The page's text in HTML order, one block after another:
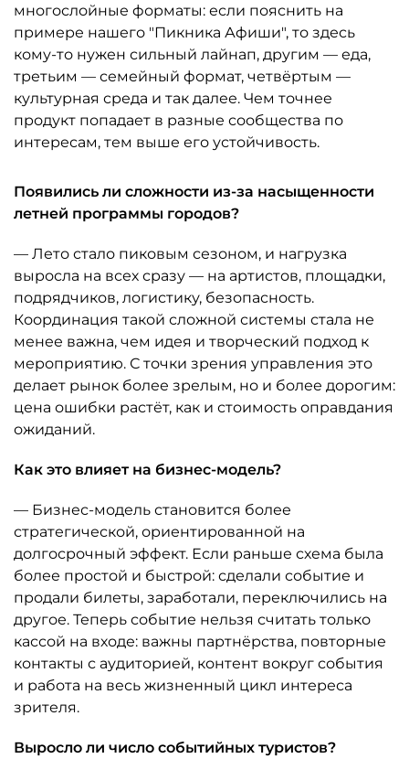
многослойные форматы: если пояснить на
примере нашего "Пикника Афиши", то здесь
кому-то нужен сильный лайнап, другим — еда,
третьим — семейный формат, четвёртым —
культурная среда и так далее. Чем точнее
продукт попадает в разные сообщества по
интересам, тем выше его устойчивость.
Появились ли сложности из-за насыщенности
летней программы городов?
— Лето стало пиковым сезоном, и нагрузка
выросла на всех сразу — на артистов, площадки,
подрядчиков, логистику, безопасность.
Координация такой сложной системы стала не
менее важна, чем идея и творческий подход к
мероприятию. С точки зрения управления это
делает рынок более зрелым, но и более дорогим:
цена ошибки растёт, как и стоимость оправдания
ожиданий.
Как это влияет на бизнес-модель?
— Бизнес-модель становится более
стратегической, ориентированной на
долгосрочный эффект. Если раньше схема была
более простой и быстрой: сделали событие и
продали билеты, заработали, переключились на
другое. Теперь событие нельзя считать только
кассой на входе: важны партнёрства, повторные
контакты с аудиторией, контент вокруг события
и работа на весь жизненный цикл интереса
зрителя.
Выросло ли число событийных туристов?